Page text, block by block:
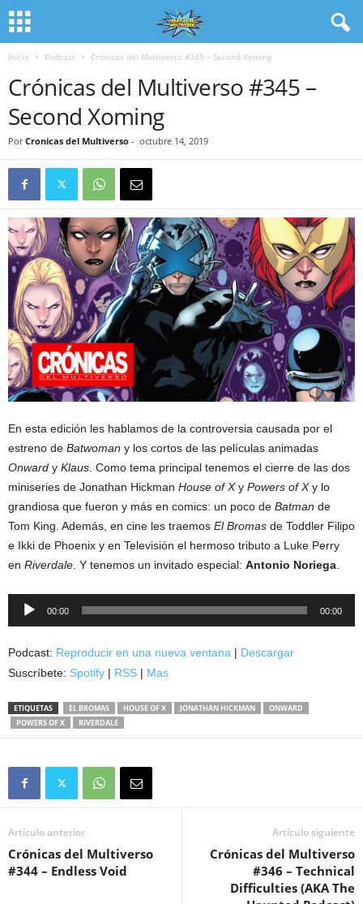
Inicio Podcast Crónicas del Multiverso #345 – Second Xoming
Crónicas del Multiverso #345 –
Second Xoming
Por Cronicas del Multiverso - octubre 14, 2019
En esta edición les hablamos de la controversia causada por el
estreno de Batwoman y los cortos de las películas animadas
Onward y Klaus . Como tema principal tenemos el cierre de las dos
miniseries de Jonathan Hickman House of Xy Powers of Xy lo
grandiosa que fueron y más en comics: un poco de Batman de
Tom King. Además, en cine les traemos El Bromas de Toddler Filipo
e Ikki de Phoenix y en Televisión el hermoso tributo a Luke Perry
en Riverdale . Y tenemos un invitado especial: Antonio Noriega
Reproductor
00:00 00:00
Podcast: Reproducir en una nueva ventana | Descargar
Suscríbete: Spotify | RSS | Mas
ETIQUETAS EL BROMAS HOUSE OF X JONATHAN HICKMAN
ONWARD
POWERS OF X
RIVERDALE
Artículo anterior
Crónicas del Multiverso
#344 – Endless Void
Artículo siguiente
Crónicas del Multiverso
#346 – Technical
Difficulties (AKA The